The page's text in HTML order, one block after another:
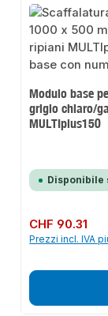
Modulo base
grigio chiaro/
MULTIplus150
Disponibile
Prezzo normale:
CHF 90.31
Prezzi incl. IVA